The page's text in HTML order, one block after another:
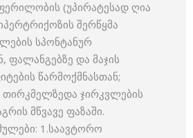
(უპირატესად ღია
შერწყმა
სპონტანურ
ფალანგებზე და მაჯის
წარმოქმნასთან;
ჯირკვლების
მწვავე ფაზაში.
1.საავტორო